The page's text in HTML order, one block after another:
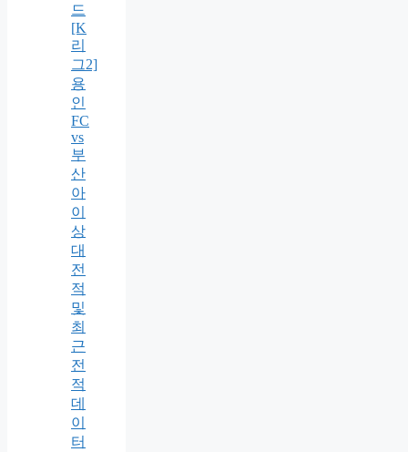
드
[K
리
그2]
용
인
FC
vs
부
산
아
이
상
대
전
적
및
최
근
전
적
데
이
터